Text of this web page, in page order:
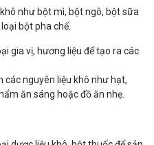
như bột mì, bột ngô, bột sữa
bột pha chế.
gia vị, hương liệu để tạo ra các
các nguyên liệu khô như hạt,
ăn sáng hoặc đồ ăn nhẹ.